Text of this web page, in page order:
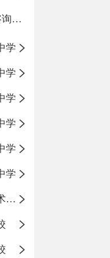
信息公开咨询指南
学
学
学
学
学
学
淄博科学技术学校